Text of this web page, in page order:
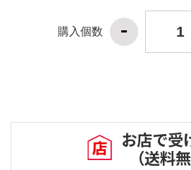
購入個数
お店で受
（送料